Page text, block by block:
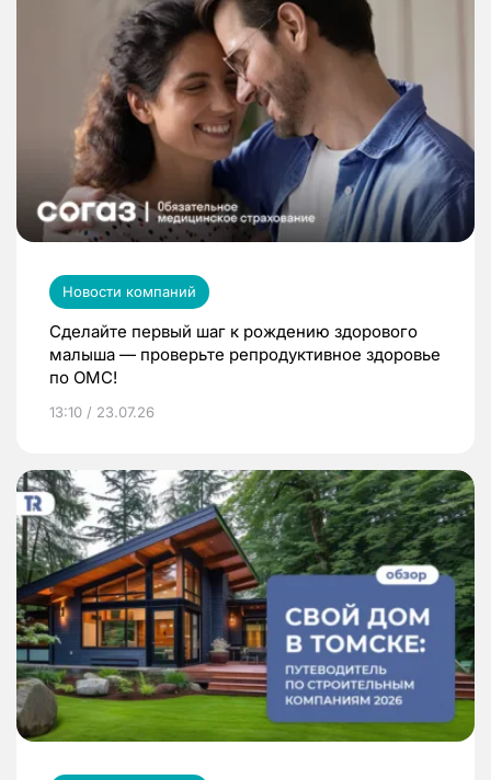
Новости компаний
Сделайте первый шаг к рождению здорового
малыша — проверьте репродуктивное здоровье
по ОМС!
13:10 / 23.07.26